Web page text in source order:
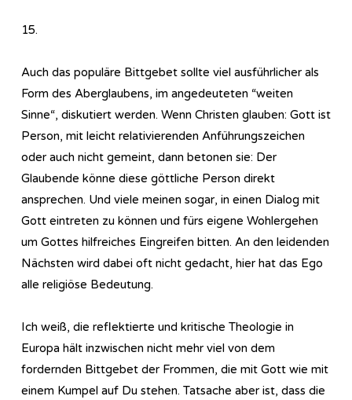
15.
Auch das populäre Bittgebet sollte viel ausführlicher als
Form des Aberglaubens, im angedeuteten “weiten
Sinne“, diskutiert werden. Wenn Christen glauben: Gott ist
Person, mit leicht relativierenden Anführungszeichen
oder auch nicht gemeint, dann betonen sie: Der
Glaubende könne diese göttliche Person direkt
ansprechen. Und viele meinen sogar, in einen Dialog mit
Gott eintreten zu können und fürs eigene Wohlergehen
um Gottes hilfreiches Eingreifen bitten. An den leidenden
Nächsten wird dabei oft nicht gedacht, hier hat das Ego
alle religiöse Bedeutung.
Ich weiß, die reflektierte und kritische Theologie in
Europa hält inzwischen nicht mehr viel von dem
fordernden Bittgebet der Frommen, die mit Gott wie mit
einem Kumpel auf Du stehen. Tatsache aber ist, dass die